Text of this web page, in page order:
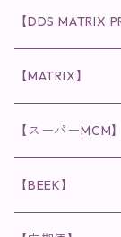
化粧水
リキッド
ディフェンサー
◉ナチュリスティ
クレンジング
洗顔
◉インナーケア
食品
粒タイプ
◉cocochia
ヘナカラー
ヘアファンデーショ
◉美顔器
ファンデーション
クレンジング・洗顔
◉V3 VSPIC C
クレンジング・洗顔
化粧水
◉スピケアシリーズ
◉V.O.Sシリーズ
クレンジング・洗顔
化粧水
◉メンズシリーズ
ラッシュアディ
まつ毛用美容液
眉毛用美容液
リップアディクト
唇用美容液
ヘアアディクト
【DDS MATRIX
スキンケアシリー
美容液
【MATRIX】
スキンケアシリー
美容液
【スーパーMCM】
インナーケア
【BEEK】